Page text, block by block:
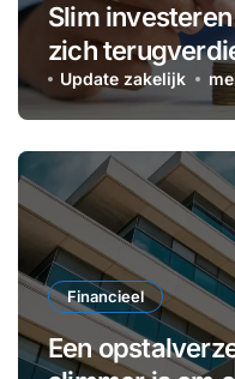
Slim
zich
Update zakelijk
Financieel
Een